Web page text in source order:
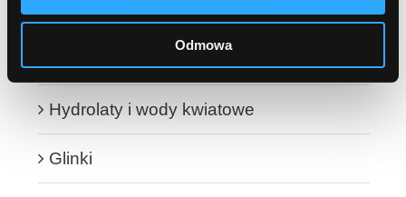
Odmowa
DO TWARZY
Hydrolaty i wody kwiatowe
Glinki